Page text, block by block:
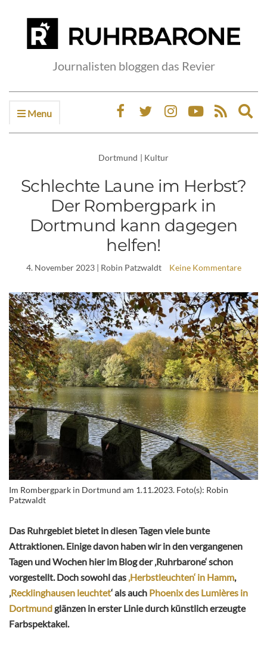
Journalisten bloggen das Revier
Menu
Dortmund | Kultur
Schlechte Laune im Herbst?
Der Rombergpark in
Dortmund kann dagegen
helfen!
4. November 2023| Robin Patzwaldt Keine Kommentare
Im Rombergpark in Dortmund am 1.11.2023. Foto(s): Robin
Patzwaldt
Das Ruhrgebiet bietet in diesen Tagen viele bunte
Attraktionen. Einige davon haben wir in den vergangenen
Tagen und Wochen hier im Blog der ‚Ruhrbarone‘ schon
vorgestellt. Doch sowohl das ‚Herbstleuchten‘ in Hamm,
‚Recklinghausen leuchtet‘ als auch Phoenix des Lumières in
Dortmundglänzen in erster Linie durch künstlich erzeugte
Farbspektakel.